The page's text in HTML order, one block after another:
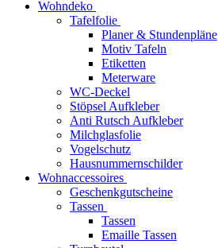
Wohndeko
Tafelfolie
Planer & Stundenpläne
Motiv Tafeln
Etiketten
Meterware
WC-Deckel
Stöpsel Aufkleber
Anti Rutsch Aufkleber
Milchglasfolie
Vogelschutz
Hausnummernschilder
Wohnaccessoires
Geschenkgutscheine
Tassen
Tassen
Emaille Tassen